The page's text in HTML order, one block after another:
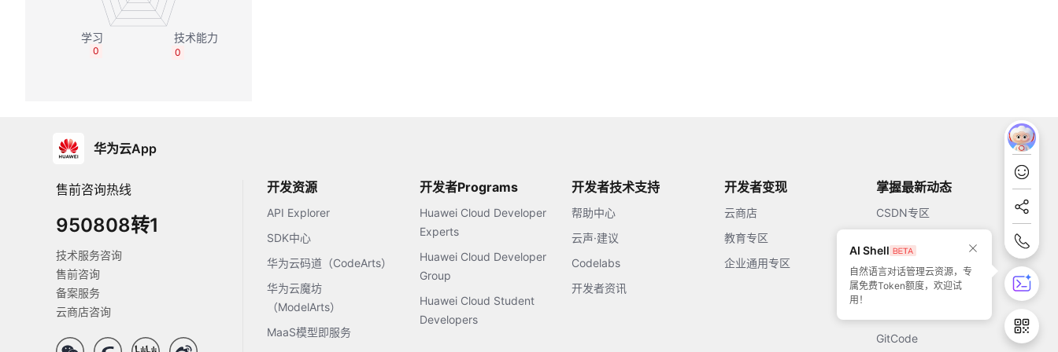
0
0
华为云App
售前咨询热线
950808转1
技术服务咨询
售前咨询
备案服务
云商店咨询
开发资源
API Explorer
SDK中心
华为云码道（CodeArts）
华为云魔坊
（ModelArts）
MaaS模型即服务
开发者Programs
Huawei Cloud Developer
Experts
Huawei Cloud Developer
Group
Huawei Cloud Student
Developers
开发者技术支持
帮助中心
云声·建议
Codelabs
开发者资讯
开发者变现
云商店
教育专区
企业通用专区
掌握最新动态
CSDN专区
51CTO
GitCode
AI Shell
自然语言对话管理云资源，专
属免费Token额度，欢迎试
用！